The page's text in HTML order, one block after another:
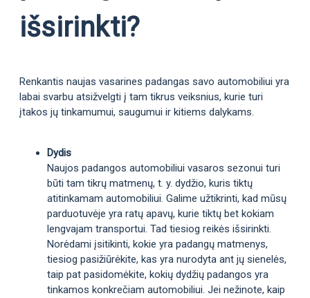
išsirinkti?
Renkantis naujas vasarines padangas savo automobiliui yra
labai svarbu atsižvelgti į tam tikrus veiksnius, kurie turi
įtakos jų tinkamumui, saugumui ir kitiems dalykams.
Dydis
Naujos padangos automobiliui vasaros sezonui turi
būti tam tikrų matmenų, t. y. dydžio, kuris tiktų
atitinkamam automobiliui. Galime užtikrinti, kad mūsų
parduotuvėje yra ratų apavų, kurie tiktų bet kokiam
lengvajam transportui. Tad tiesiog reikės išsirinkti.
Norėdami įsitikinti, kokie yra padangų matmenys,
tiesiog pasižiūrėkite, kas yra nurodyta ant jų sienelės,
taip pat pasidomėkite, kokių dydžių padangos yra
tinkamos konkrečiam automobiliui. Jei nežinote, kaip